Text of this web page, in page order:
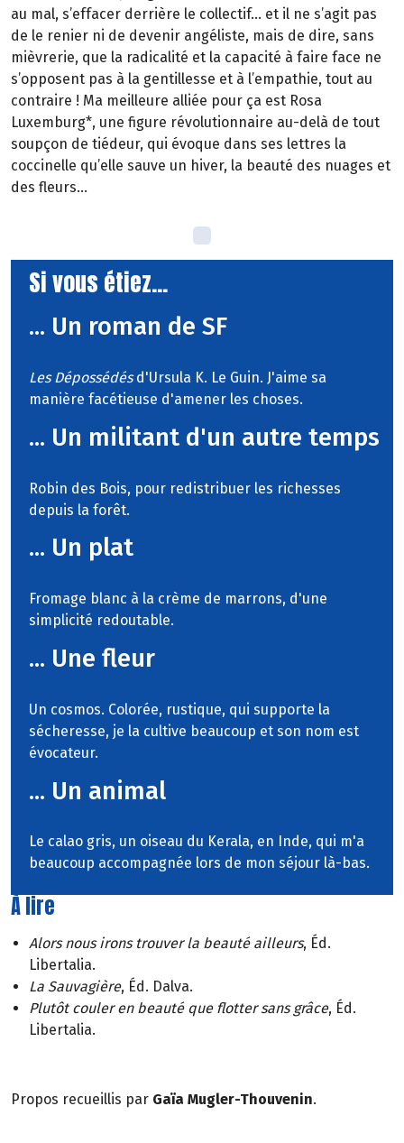
au mal, s’effacer derrière le collectif… et il ne s’agit pas
de le renier ni de devenir angéliste, mais de dire, sans
mièvrerie, que la radicalité et la capacité à faire face ne
s’opposent pas à la gentillesse et à l’empathie, tout au
contraire ! Ma meilleure alliée pour ça est Rosa
Luxemburg*, une figure révolutionnaire au-delà de tout
soupçon de tiédeur, qui évoque dans ses lettres la
coccinelle qu’elle sauve un hiver, la beauté des nuages et
des fleurs…
Si vous étiez...
... Un roman de SF
Les Dépossédésd'Ursula K. Le Guin. J'aime sa
manière facétieuse d'amener les choses.
... Un militant d'un autre temps
Robin des Bois, pour redistribuer les richesses
depuis la forêt.
... Un plat
Fromage blanc à la crème de marrons, d'une
simplicité redoutable.
... Une fleur
Un cosmos. Colorée, rustique, qui supporte la
sécheresse, je la cultive beaucoup et son nom est
évocateur.
... Un animal
Le calao gris, un oiseau du Kerala, en Inde, qui m'a
beaucoup accompagnée lors de mon séjour là-bas.
À lire
Alors nous irons trouver la beauté ailleurs, Éd.
Libertalia.
La Sauvagière, Éd. Dalva.
Plutôt couler en beauté que flotter sans grâce, Éd.
Libertalia.
Propos recueillis par Gaïa Mugler-Thouvenin.